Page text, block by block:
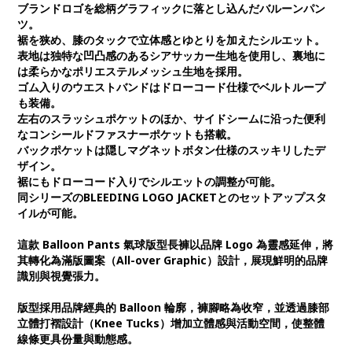
ブランドロゴを総柄グラフィックに落とし込んだバルーンパン
ツ。
裾を狭め、膝のタックで立体感とゆとりを加えたシルエット。
表地は独特な凹凸感のあるシアサッカー生地を使用し、裏地に
は柔らかなポリエステルメッシュ生地を採用。
ゴム入りのウエストバンドはドローコード仕様でベルトループ
も装備。
左右のスラッシュポケットのほか、サイドシームに沿った便利
なコンシールドファスナーポケットも搭載。
バックポケットは隠しマグネットボタン仕様のスッキリしたデ
ザイン。
裾にもドローコード入りでシルエットの調整が可能。
同シリーズのBLEEDING LOGO JACKETとのセットアップスタ
イルが可能。
這款 Balloon Pants 氣球版型長褲以品牌 Logo 為靈感延伸，將
其轉化為滿版圖案（All-over Graphic）設計，展現鮮明的品牌
識別與視覺張力。
版型採用品牌經典的 Balloon 輪廓，褲腳略為收窄，並透過膝部
立體打褶設計（Knee Tucks）增加立體感與活動空間，使整體
線條更具份量與動態感。